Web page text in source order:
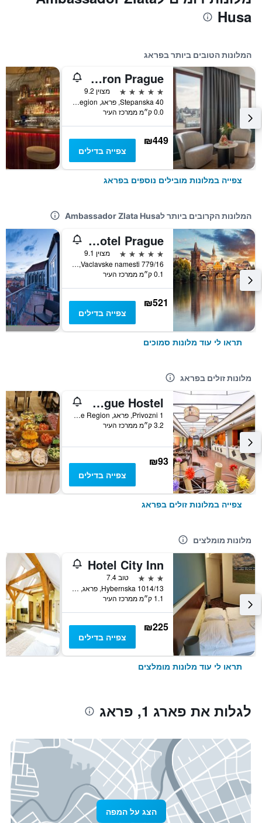
Husa
המלונות הטובים ביותר בפראג
Almanac X Alcron Prague
5 כוכבים
מצוין 9.2
Stepanska 40, פראג, Prague Region, צ'כיה
0.0 ק״מ ממרכז העיר
₪449
צפייה בדילים
צפייה במלונות מובילים נוספים בפראג
המלונות הקרובים ביותר לAmbassador Zlata Husa
Pytloun Boutique Hotel Prague
5 כוכבים
מצוין 9.1
Vaclavske namesti 779/16, פראג, Prague Region, צ'כיה
0.1 ק״מ ממרכז העיר
₪521
צפייה בדילים
תראו לי עוד מלונות סמוכים
מלונות זולים בפראג
Plus Prague Hostel
Privozni 1, פראג, Prague Region, צ'כיה
3.2 ק״מ ממרכז העיר
₪93
צפייה בדילים
צפייה במלונות זולים בפראג
מלונות מומלצים
Hotel City Inn
3 כוכבים
טוב 7.4
Hybernska 1014/13, פראג, Prague Region, צ'כיה
1.1 ק״מ ממרכז העיר
₪225
צפייה בדילים
תראו לי עוד מלונות מומלצים
לגלות את פארג 1, פראג
הצג על המפה